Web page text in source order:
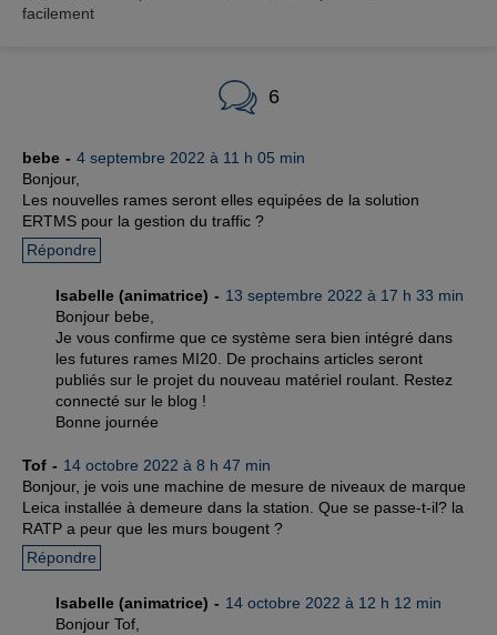
facilement
6
bebe
4 septembre 2022 à 11 h 05 min
Bonjour,
Les nouvelles rames seront elles equipées de la solution
ERTMS pour la gestion du traffic ?
Répondre
Isabelle (animatrice)
13 septembre 2022 à 17 h 33 min
Bonjour bebe,
Je vous confirme que ce système sera bien intégré dans
les futures rames MI20. De prochains articles seront
publiés sur le projet du nouveau matériel roulant. Restez
connecté sur le blog !
Bonne journée
Tof
14 octobre 2022 à 8 h 47 min
Bonjour, je vois une machine de mesure de niveaux de marque
Leica installée à demeure dans la station. Que se passe-t-il? la
RATP a peur que les murs bougent ?
Répondre
Isabelle (animatrice)
14 octobre 2022 à 12 h 12 min
Bonjour Tof,